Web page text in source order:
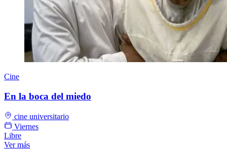
Cine
En la boca del miedo
cine universitario
Viernes
Libre
Ver más